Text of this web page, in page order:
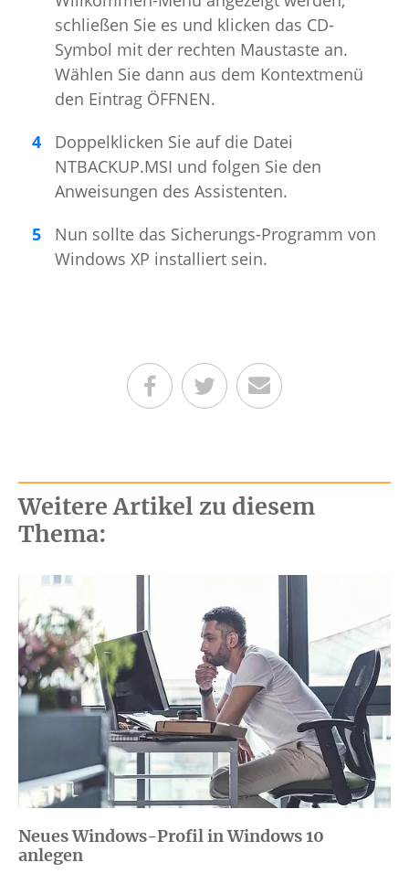
schließen Sie es und klicken das CD-
Symbol mit der rechten Maustaste an.
Wählen Sie dann aus dem Kontextmenü
den Eintrag ÖFFNEN.
Doppelklicken Sie auf die Datei
NTBACKUP.MSI und folgen Sie den
Anweisungen des Assistenten.
Nun sollte das Sicherungs-Programm von
Windows XP installiert sein.
Teilen auf Facebook
Teilen auf Twitter
Per E-Mail senden
Weitere Artikel zu diesem
Thema:
Neues Windows-Profil in Windows 10
anlegen